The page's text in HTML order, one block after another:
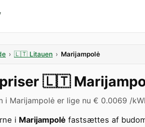
› 🇱🇹 Litauen › Marijampolė
🇱🇹
i Marijampolė er lige nu € 0.0069 /
i Marijampolė fastsættes af